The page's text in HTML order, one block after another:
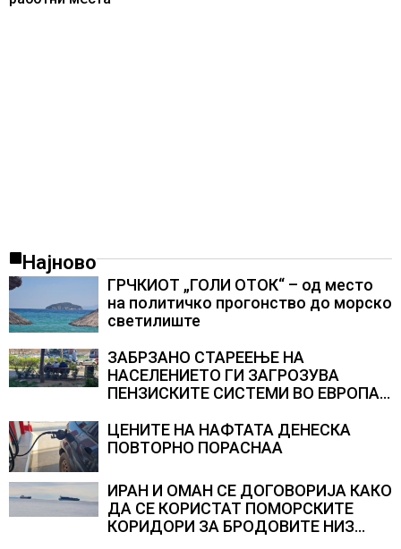
Најново
ГРЧКИОТ „ГОЛИ ОТОК“ – од место
на политичко прогонство до морско
светилиште
ЗАБРЗАНО СТАРЕЕЊЕ НА
НАСЕЛЕНИЕТО ГИ ЗАГРОЗУВА
ПЕНЗИСКИТЕ СИСТЕМИ ВО ЕВРОПА и
ЦЕНИТЕ НА НАФТАТА ДЕНЕСКА
ПОВТОРНО ПОРАСНАА
ИРАН И ОМАН СЕ ДОГОВОРИЈА КАКО
ДА СЕ КОРИСТАТ ПОМОРСКИТЕ
КОРИДОРИ ЗА БРОДОВИТЕ НИЗ